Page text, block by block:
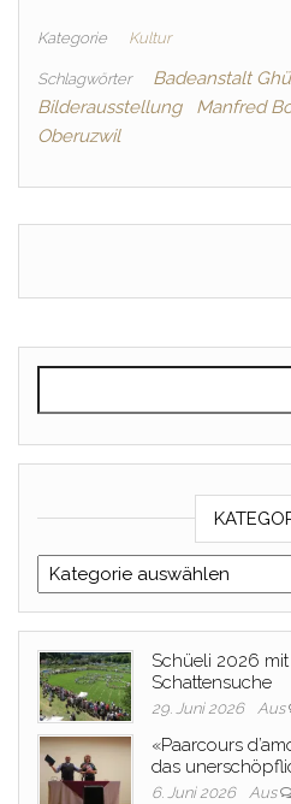
Kategorie Kultur
Schlagwörter
Badeanstalt
Bilderausstellung
Manfred
Oberuzwil
Kategorien
Schüeli 2026
Schattensuche
29. Juni 2026 Aus
«Paarcours
das
6. Juni 2026 Aus